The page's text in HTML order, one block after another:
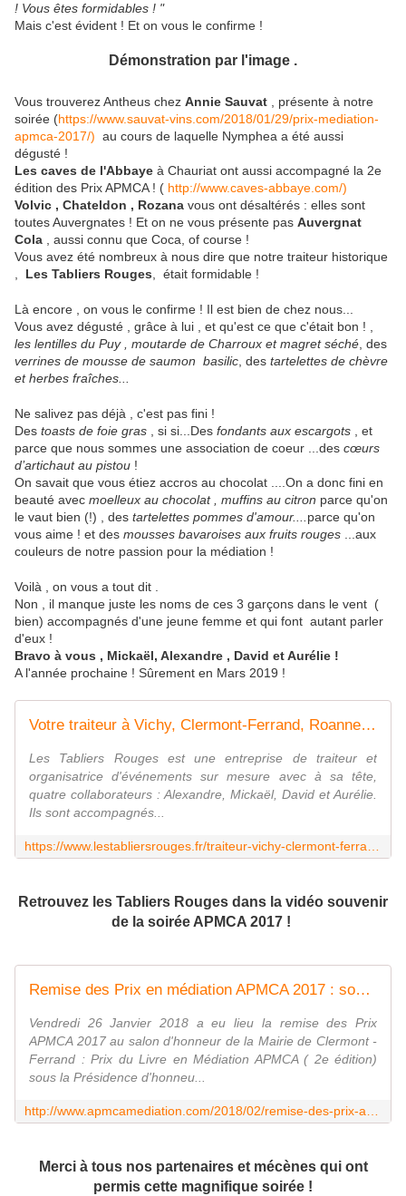
! Vous êtes formidables ! "
Mais c'est évident ! Et on vous le confirme !
Démonstration par l'image .
Vous trouverez Antheus chez Annie Sauvat , présente à notre
soirée (https://www.sauvat-vins.com/2018/01/29/prix-mediation-
apmca-2017/) au cours de laquelle Nymphea a été aussi
dégusté !
Les caves de l'Abbaye à Chauriat ont aussi accompagné la 2e
édition des Prix APMCA ! ( http://www.caves-abbaye.com/)
Volvic , Chateldon , Rozana vous ont désaltérés : elles sont
toutes Auvergnates ! Et on ne vous présente pas Auvergnat
Cola , aussi connu que Coca, of course !
Vous avez été nombreux à nous dire que notre traiteur historique
Les Tabliers Rouges , était formidable !
Là encore , on vous le confirme ! Il est bien de chez nous...
Vous avez dégusté , grâce à lui , et qu'est ce que c'était bon ! ,
les lentilles du Puy , moutarde de Charroux et magret séché , des
verrines de mousse de saumon basilic , des tartelettes de chèvre
et herbes fraîches...
Ne salivez pas déjà , c'est pas fini !
Des toasts de foie gras , si si...Des fondants aux escargots
, et
parce que nous sommes une association de coeur ...des cœurs
d’artichaut au pistou !
On savait que vous étiez accros au chocolat ....On a donc fini en
beauté avec moelleux au chocolat , muffins au citron parce qu'on
le vaut bien (!) , des tartelettes pommes d'amour.... parce qu'on
vous aime ! et des mousses bavaroises aux fruits rouges ...aux
couleurs de notre passion pour la médiation !
Voilà , on vous a tout dit .
Non , il manque juste les noms de ces 3 garçons dans le vent (
bien) accompagnés d'une jeune femme et qui font autant parler
d'eux !
Bravo à vous , Mickaël, Alexandre , David et Aurélie !
A l'année prochaine ! Sûrement en Mars 2019 !
Votre traiteur à Vichy, Clermont-Ferrand, Roanne, Lyon -
Les Tabliers Rouges est une entreprise de traiteur et
organisatrice d'événements sur mesure avec à sa tête,
quatre collaborateurs : Alexandre, Mickaël, David et Aurélie.
Ils sont accompagnés...
Retrouvez les Tabliers Rouges dans la vidéo souvenir
de la soirée APMCA 2017 !
Remise des Prix en médiation APMCA 2017 : souvenirs , souvenirs.... - APMCA ( Association Prix Médiation Clermont Auvergne)
Vendredi 26 Janvier 2018 a eu lieu la remise des Prix
APMCA 2017 au salon d'honneur de la Mairie de Clermont -
Ferrand : Prix du Livre en Médiation APMCA ( 2e édition)
sous la Présidence d'honneu...
Merci à tous nos partenaires et mécènes qui ont
permis cette magnifique soirée !